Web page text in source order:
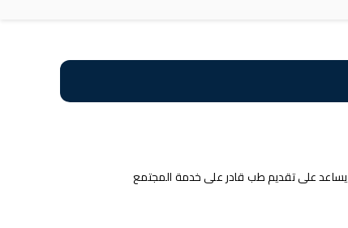
على تقديم طب قادر على خدمة المجتمع